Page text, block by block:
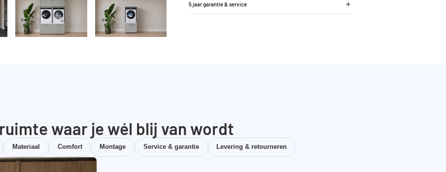
5 jaar garantie & service
waar je wél blij van wordt
Materiaal Comfort Montage Service & garantie Levering & retourneren